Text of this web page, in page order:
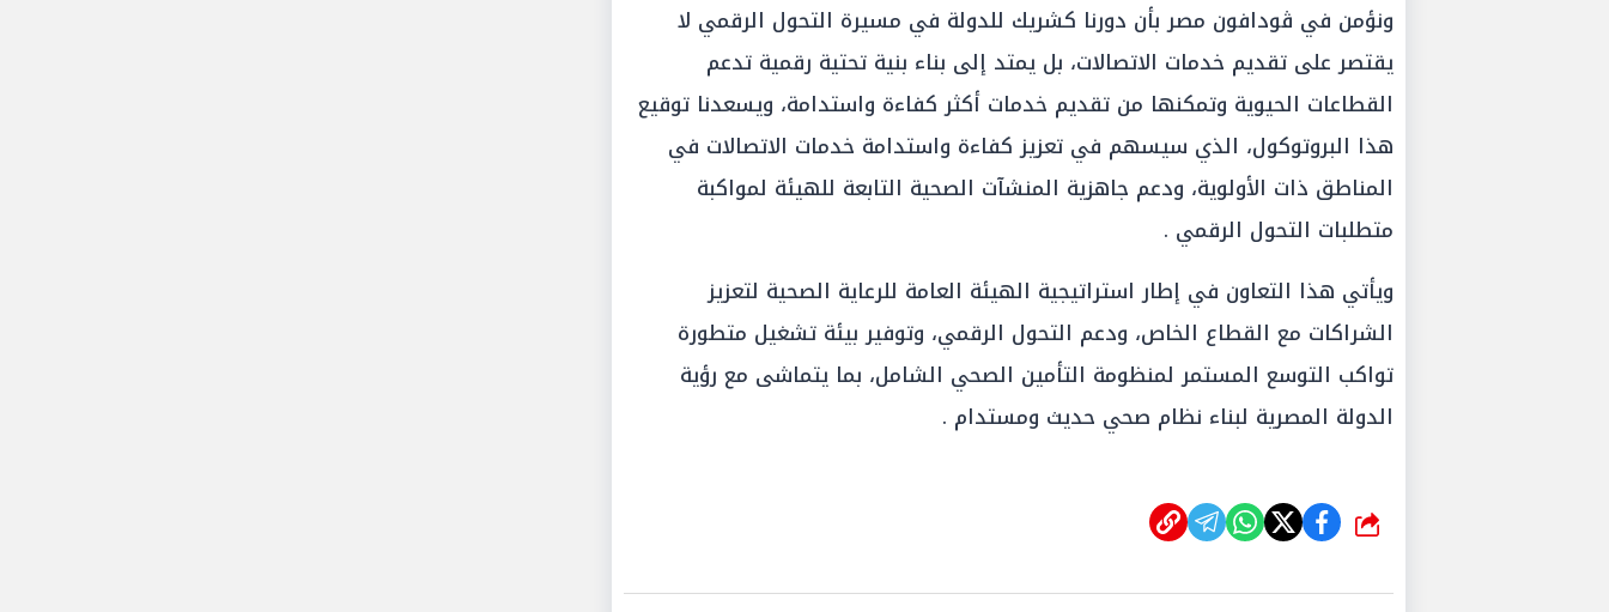
ونؤمن في ڤودافون مصر بأن دورنا كشريك للدولة في مسيرة التحول الرقمي لا
يقتصر على تقديم خدمات الاتصالات، بل يمتد إلى بناء بنية تحتية رقمية تدعم
القطاعات الحيوية وتمكنها من تقديم خدمات أكثر كفاءة واستدامة، ويسعدنا توقيع
هذا البروتوكول، الذي سيسهم في تعزيز كفاءة واستدامة خدمات الاتصالات في
المناطق ذات الأولوية، ودعم جاهزية المنشآت الصحية التابعة للهيئة لمواكبة
متطلبات التحول الرقمي .
ويأتي هذا التعاون في إطار استراتيجية الهيئة العامة للرعاية الصحية لتعزيز
الشراكات مع القطاع الخاص، ودعم التحول الرقمي، وتوفير بيئة تشغيل متطورة
تواكب التوسع المستمر لمنظومة التأمين الصحي الشامل، بما يتماشى مع رؤية
الدولة المصرية لبناء نظام صحي حديث ومستدام .
شارك